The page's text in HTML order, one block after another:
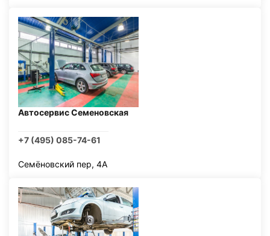
Автосервис Семеновская
+7 (495) 085-74-61
Семёновский пер, 4А